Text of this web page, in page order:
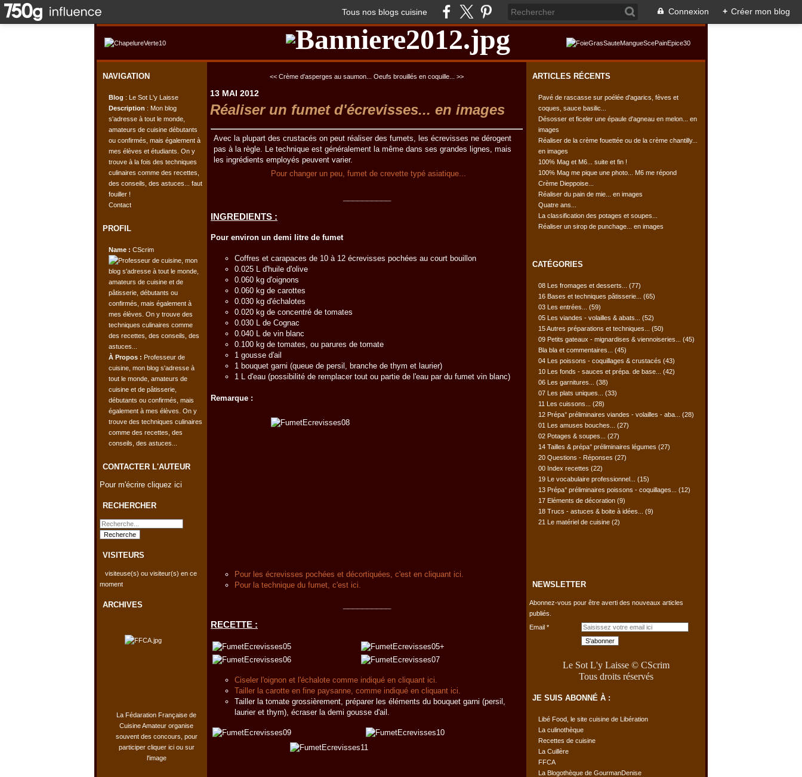
Tous nos blogs cuisine Connexion + Créer mon blog
NAVIGATION
Blog : Le Sot L'y Laisse
Description : Mon blog
s'adresse à tout le monde,
amateurs de cuisine débutants
ou confirmés, mais également à
mes élèves et étudiants. On y
trouve à la fois des techniques
culinaires comme des recettes,
des conseils, des astuces... faut
fouiller !
Contact
PROFIL
Name : CScrim
À Propos : Professeur de
cuisine, mon blog s'adresse à
tout le monde, amateurs de
cuisine et de pâtisserie,
débutants ou confirmés, mais
également à mes élèves. On y
trouve des techniques culinaires
comme des recettes, des
conseils, des astuces...
CONTACTER L'AUTEUR
Pour m'écrire cliquez ici
RECHERCHER
VISITEURS
visiteuse(s) ou visiteur(s) en ce
moment
ARCHIVES
La Fédaration Française de
Cuisine Amateur organise
souvent des concours, pour
participer cliquer ici ou sur
l'image
<< Crème d'asperges au saumon... Oeufs brouillés en coquille... >>
13 MAI 2012
Réaliser un fumet d'écrevisses... en images
Avec la plupart des crustacés on peut réaliser des fumets, les écrevisses ne dérogent
pas à la règle. Le technique est généralement la même dans ses grandes lignes, mais
les ingrédients employés peuvent varier.
Pour changer un peu, fumet de crevette typé asiatique...
INGREDIENTS :
Pour environ un demi litre de fumet
Coffres et carapaces de 10 à 12 écrevisses pochées au court bouillon
0.025 L d'huile d'olive
0.060 kg d'oignons
0.060 kg de carottes
0.030 kg d'échalotes
0.020 kg de concentré de tomates
0.030 L de Cognac
0.040 L de vin blanc
0.100 kg de tomates, ou parures de tomate
1 gousse d'ail
1 bouquet garni (queue de persil, branche de thym et laurier)
1 L d'eau (possibilité de remplacer tout ou partie de l'eau par du fumet vin blanc)
Remarque :
Pour les écrevisses pochées et décortiquées, c'est en cliquant ici.
Pour la technique du fumet, c'est ici.
RECETTE :
Ciseler l'oignon et l'échalote comme indiqué en cliquant ici.
Tailler la carotte en fine paysanne, comme indiqué en cliquant ici.
Tailler la tomate grossièrement, préparer les éléments du bouquet garni (persil,
laurier et thym), écraser la demi gousse d'ail.
ARTICLES RÉCENTS
Pavé de rascasse sur poélée d'agarics, fèves et
coques, sauce basilic...
Désosser et ficeler une épaule d'agneau en melon... en
images
Réaliser de la crème fouettée ou de la crème chantilly...
en images
100% Mag et M6... suite et fin !
100% Mag me pique une photo... M6 me répond
Crème Dieppoise...
Réaliser du pain de mie... en images
Quatre ans...
La classification des potages et soupes...
Réaliser un sirop de punchage... en images
CATÉGORIES
08 Les fromages et desserts...
(77)
16 Bases et techniques pâtisserie...
(65)
03 Les entrées...
(59)
05 Les viandes - volailles & abats...
(52)
15 Autres préparations et techniques...
(50)
09 Petits gateaux - mignardises & viennoiseries...
(45)
Bla bla et commentaires...
(45)
04 Les poissons - coquillages & crustacés (43)
10 Les fonds - sauces et prépa. de base...
(42)
06 Les garnitures...
(38)
07 Les plats uniques...
(33)
11 Les cuissons...
(28)
12 Prépa° préliminaires viandes - volailles - aba...
(28)
01 Les amuses bouches...
(27)
02 Potages & soupes...
(27)
14 Tailles & prépa° préliminaires légumes (27)
20 Questions - Réponses (27)
00 Index recettes (22)
19 Le vocabulaire professionnel...
(15)
13 Prépa° préliminaires poissons - coquillages...
(12)
17 Eléments de décoration (9)
18 Trucs - astuces & boite à idées...
(9)
21 Le matériel de cuisine (2)
NEWSLETTER
Abonnez-vous pour être averti des nouveaux articles
publiés.
Email
Le Sot L'y Laisse © CScrim
Tous droits réservés
JE SUIS ABONNÉ À :
Libé Food, le site cuisine de Libération
La culinothèque
Recettes de cuisine
La Cuillère
FFCA
La Blogothèque de GourmanDenise